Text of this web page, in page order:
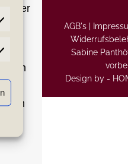
der
AGB's |
Sabine
Design by -